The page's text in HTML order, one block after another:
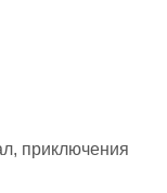
приключения